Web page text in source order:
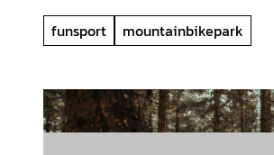
funsport mountainbikepark